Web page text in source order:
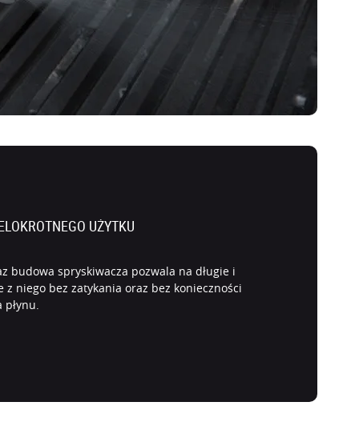
UŻYTKU
budowa spryskiwacza pozwala na długie i
z niego bez zatykania oraz bez konieczności